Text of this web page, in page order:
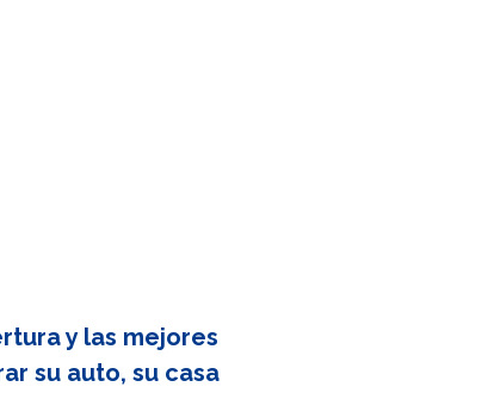
y las mejores
su auto, su casa